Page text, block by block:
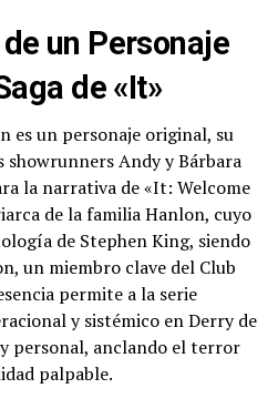
un Personaje
de «It»
es un personaje original, su
Andy y Bárbara
la narrativa de «It: Welcome
de la familia Hanlon, cuyo
de Stephen King, siendo
un miembro clave del Club
permite a la serie
y sistémico en Derry de
personal, anclando el terror
palpable.